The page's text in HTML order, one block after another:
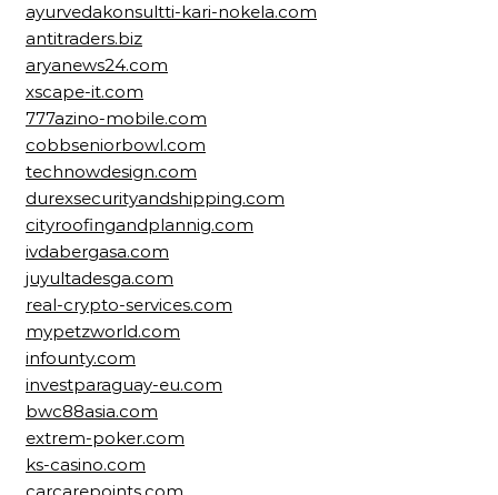
ayurvedakonsultti-kari-nokela.com
antitraders.biz
aryanews24.com
xscape-it.com
777azino-mobile.com
cobbseniorbowl.com
technowdesign.com
durexsecurityandshipping.com
cityroofingandplannig.com
ivdabergasa.com
juyultadesga.com
real-crypto-services.com
mypetzworld.com
infounty.com
investparaguay-eu.com
bwc88asia.com
extrem-poker.com
ks-casino.com